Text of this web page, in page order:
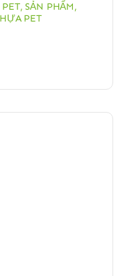
,SẢN PHẨM,
PET